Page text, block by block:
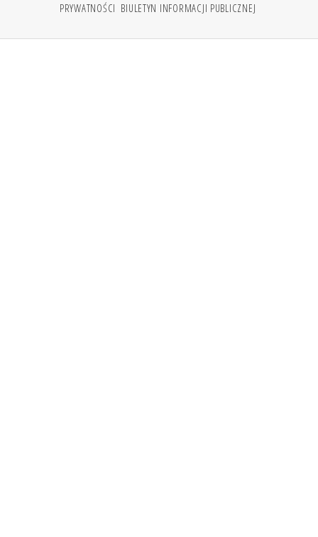
PRYWATNOŚCI BIULETYN INFORMACJI PUBLICZNEJ